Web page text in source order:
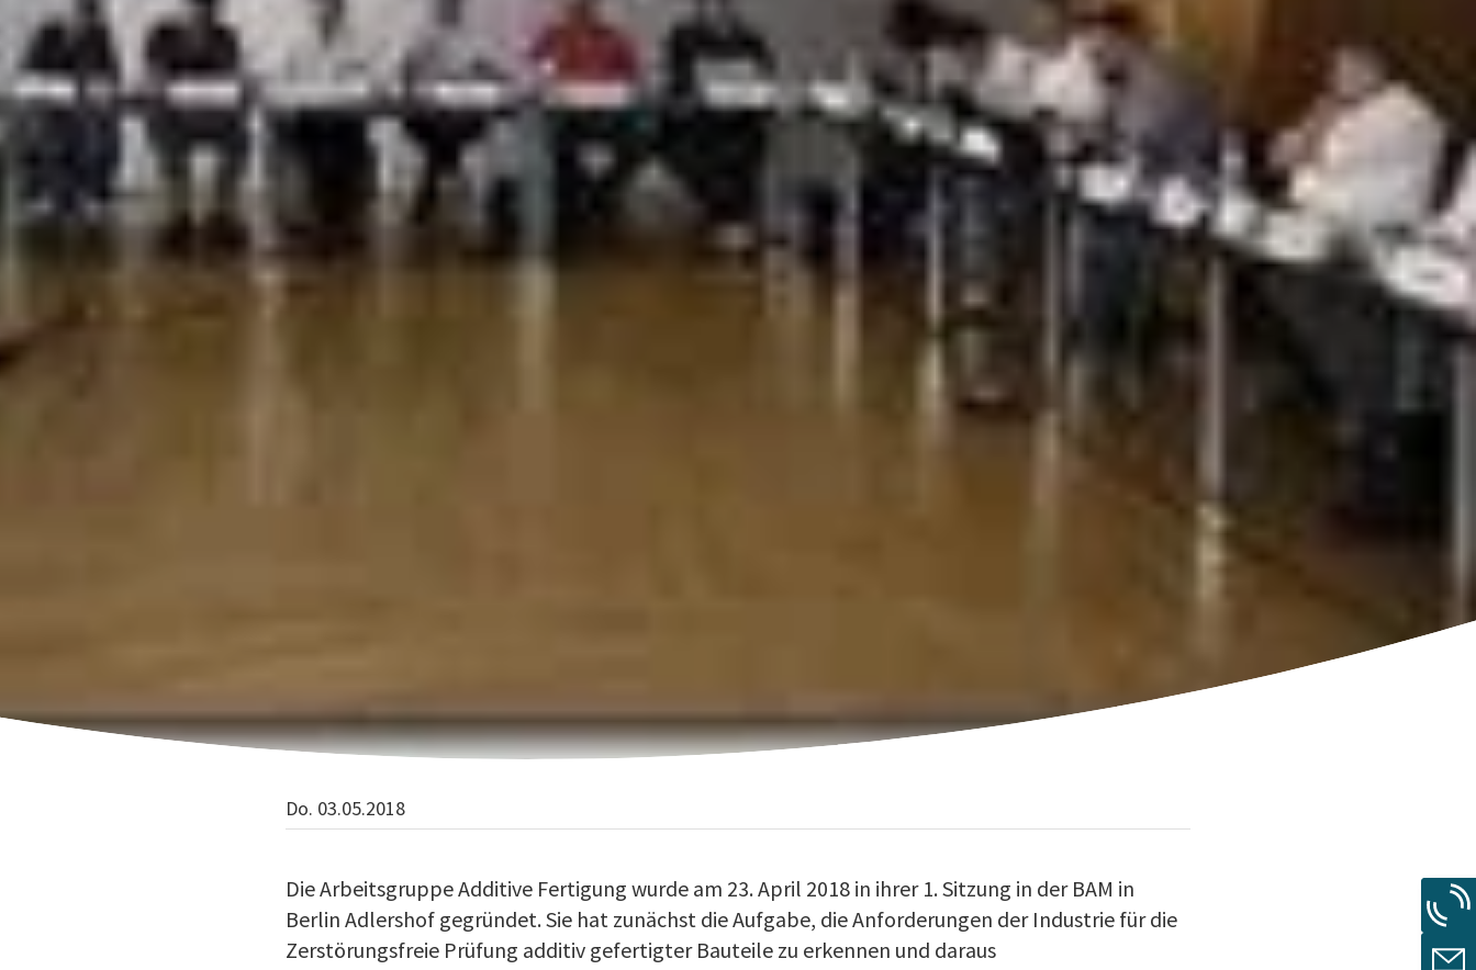
Do. 03.05.2018
Die Arbeitsgruppe Additive Fertigung wurde am 23. April 2018 in ihrer 1. Sitzung in der BAM in
Berlin Adlershof gegründet. Sie hat zunächst die Aufgabe, die Anforderungen der Industrie für die
Zerstörungsfreie Prüfung additiv gefertigter Bauteile zu erkennen und daraus